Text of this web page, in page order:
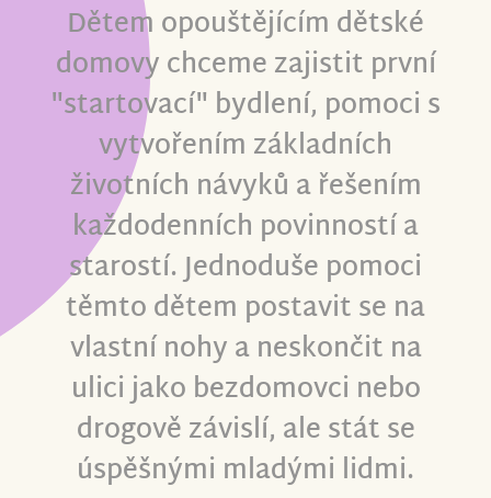
Dětem opouštějícím dětské
domovy chceme zajistit první
"startovací" bydlení, pomoci s
vytvořením základních
životních návyků a řešením
každodenních povinností a
starostí. Jednoduše pomoci
těmto dětem postavit se na
vlastní nohy a neskončit na
ulici jako bezdomovci nebo
drogově závislí, ale stát se
úspěšnými mladými lidmi.